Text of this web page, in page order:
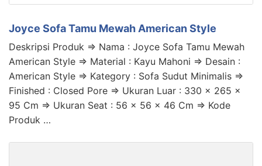
Joyce Sofa Tamu Mewah American Style
Deskripsi Produk => Nama : Joyce Sofa Tamu Mewah
American Style => Material : Kayu Mahoni => Desain :
American Style => Kategory : Sofa Sudut Minimalis =>
Finished : Closed Pore => Ukuran Luar : 330 x 265 x
95 Cm => Ukuran Seat : 56 x 56 x 46 Cm => Kode
Produk …